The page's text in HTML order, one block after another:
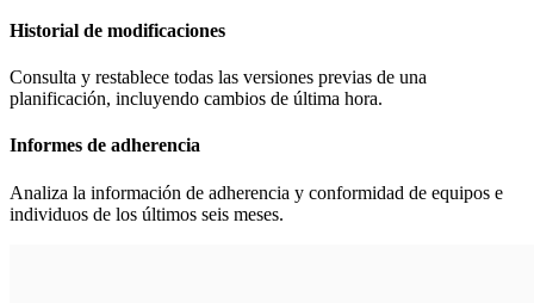
Historial de modificaciones
Consulta y restablece todas las versiones previas de una
planificación, incluyendo cambios de última hora.
Informes de adherencia
Analiza la información de adherencia y conformidad de equipos e
individuos de los últimos seis meses.